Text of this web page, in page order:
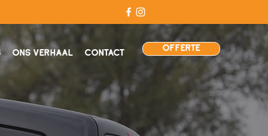
ONS VERHAAL CONTACT OFFERTE